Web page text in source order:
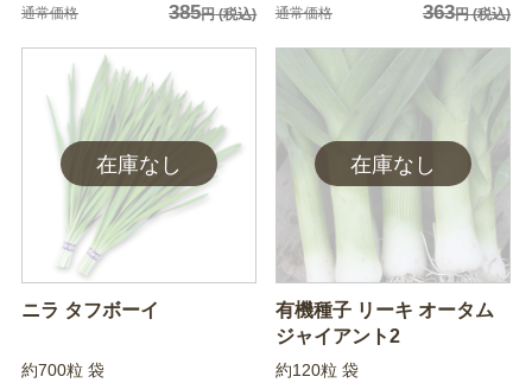
通常価格 385円(税込) 通常価格 363円(税込)
ニラ タフボーイ
約700粒 袋
有機種子 リーキ オータム
ジャイアント2
約120粒 袋